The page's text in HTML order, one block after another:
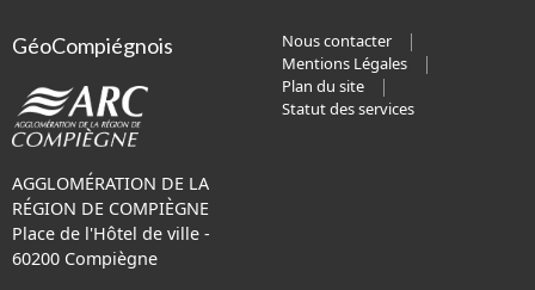
GéoCompiégnois
AGGLOMÉRATION DE LA
RÉGION DE COMPIÈGNE
Place de l'Hôtel de ville -
60200 Compiègne
Nous contacter
Mentions Légales
Plan du site
Statut des services